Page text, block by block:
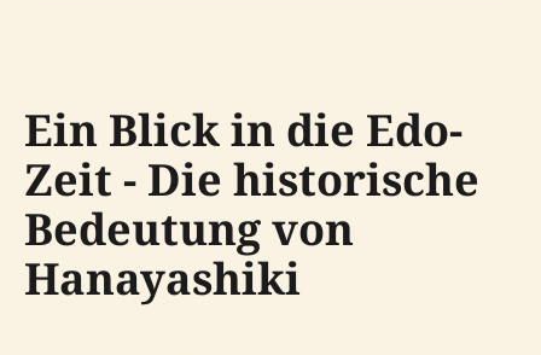
Ein Blick in die Edo-
Zeit - Die historische
Bedeutung von
Hanayashiki